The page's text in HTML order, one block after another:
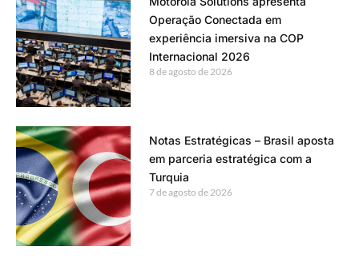
Operação Conectada em
experiência imersiva na COP
Internacional 2026
8 de agosto de 2026
Notas Estratégicas – Brasil aposta
em parceria estratégica com a
Turquia
7 de agosto de 2026